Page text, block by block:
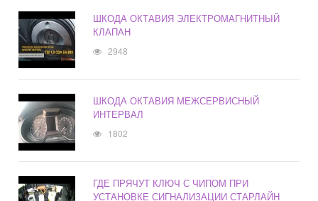
ШКОДА ОКТАВИЯ ЭЛЕКТРОМАГНИТНЫЙ
КЛАПАН
2948
ШКОДА ОКТАВИЯ МЕЖСЕРВИСНЫЙ
ИНТЕРВАЛ
1802
ГДЕ ПРЯЧУТ КЛЮЧ С ЧИПОМ ПРИ
УСТАНОВКЕ СИГНАЛИЗАЦИИ СТАРЛАЙН